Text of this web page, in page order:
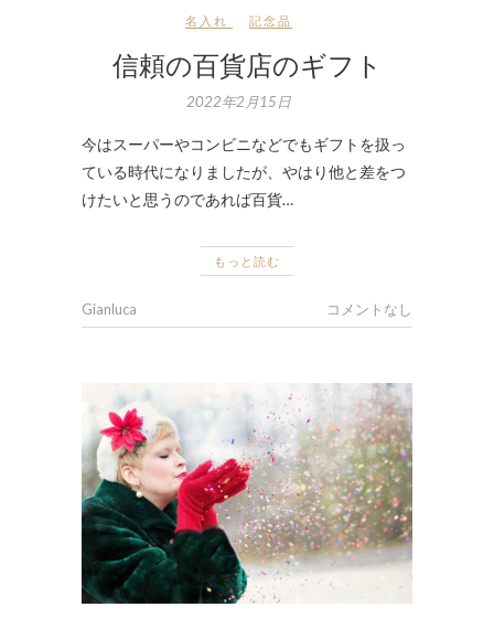
名入れ 記念品
信頼の百貨店のギフト
2022年2月15日
今はスーパーやコンビニなどでもギフトを扱っ
ている時代になりましたが、やはり他と差をつ
けたいと思うのであれば百貨…
もっと読む
Gianluca コメントなし